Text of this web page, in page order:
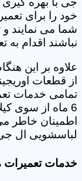
خود را برای
شما می نمایند و
نباشند اقدام به
علاوه بر این
از قطعات
تمامی خدمات
6 ماه از سوی
اطمینان خاطر
لباسشویی ال جی
خدمات تعمیرات